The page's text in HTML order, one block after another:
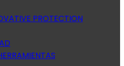
PROTECTION